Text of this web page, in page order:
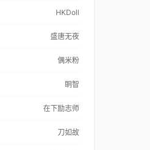
HKDoll
盛唐无夜
偶米粉
眀智
在下励志师
刀如故